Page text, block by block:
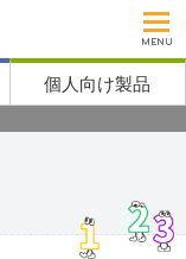
MENU
個人向け製品